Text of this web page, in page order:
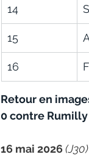
14
15
16
Retour en
0 contre Rumilly
16 mai 2026 (J30)